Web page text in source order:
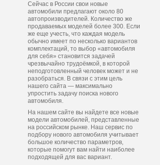
Сейчас в России свои новые
автомобили предлагают около 80
автопроизводителей. Количество же
продаваемых моделей более 300. Если
же еще учесть, что каждая модель
обычно имеет по несколько вариантов
комплектаций, то выбор «автомобиля
для себя» становится задачей
чрезвычайно трудоёмкой, в которой
неподготовленный человек может и не
разобраться. В связи с этим цель
нашего сайта — максимально
упростить задачу поиска нового
автомобиля.
На нашем сайте вы найдете все новые
модели автомобилей, представленные
на российском рынке. Наш сервис по
подбору нового автомобиля учитывает
большое количество параметров,
которые помогут вам найти наиболее
подходящей для вас вариант.